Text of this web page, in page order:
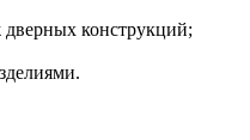
конструкций;